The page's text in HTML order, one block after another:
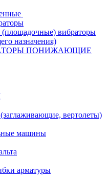
вибраторы
назначения)
ПОНИЖАЮЩИЕ
вертолеты)
машины
арматуры